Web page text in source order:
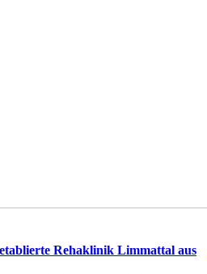
Rehaklinik Limmattal aus